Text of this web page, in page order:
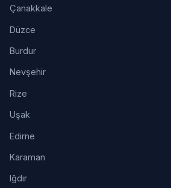
Çanakkale
Düzce
Burdur
Nevşehir
Rize
Uşak
Edirne
Karaman
Iğdır